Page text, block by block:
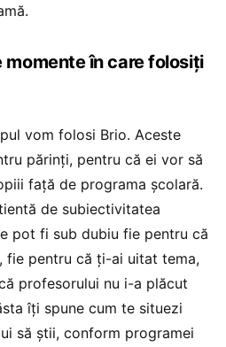
momente în care folosiți
vom folosi Brio. Aceste
părinți, pentru că ei vor să
față de programa școlară.
de subiectivitatea
pot fi sub dubiu fie pentru că
fie pentru că ți-ai uitat tema,
profesorului nu i-a plăcut
îți spune cum te situezi
să știi, conform programei